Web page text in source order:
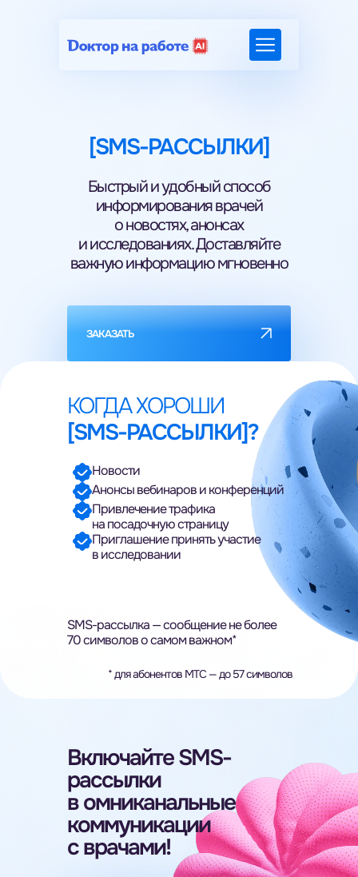
[SMS-РАССЫЛКИ]
Быстрый и удобный способ
информирования врачей
о новостях, анонсах
и исследованиях. Доставляйте
важную информацию мгновенно
ЗАКАЗАТЬ
КОГДА ХОРОШИ
[SMS-РАССЫЛКИ]?
* для абонентов МТС — до 57 символов
SMS-рассылка — сообщение не более
70 символов о самом важном*
Новости
Анонсы вебинаров и конференций
Привлечение трафика
на посадочную страницу
Приглашение принять участие
в исследовании
Включайте SMS-
рассылки
в омниканальные
коммуникации
с врачами!